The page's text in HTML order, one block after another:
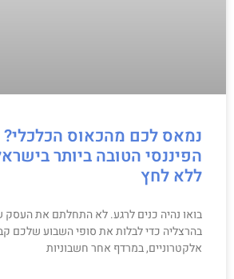
נמאס לכם מהכאוס הכלכלי?
הפיננסי הטובה ביותר
ללא לחץ
בואו נהיה כנים לרגע. לא התחלתם את העסק
בהרצליה כדי לבלות את סופי השבוע שלכם
אלקטרוניים, במרדף אחר חשבוניות